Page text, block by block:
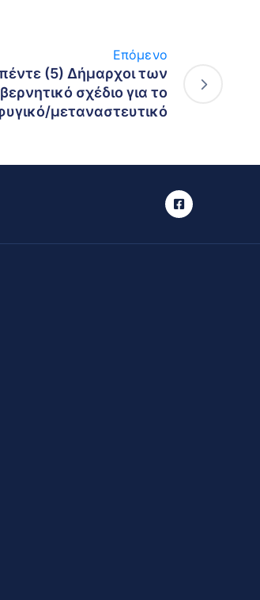
Επόμενο
(5) Δήμαρχοι των
σχέδιο για το
μεταναστευτικό